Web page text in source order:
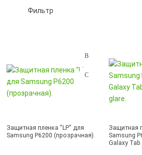
Фильтр
Розничная цена
Защитная пленка "LP" для
Samsung P6200 (прозрачная).
Защитная
Samsung
Galaxy Tab